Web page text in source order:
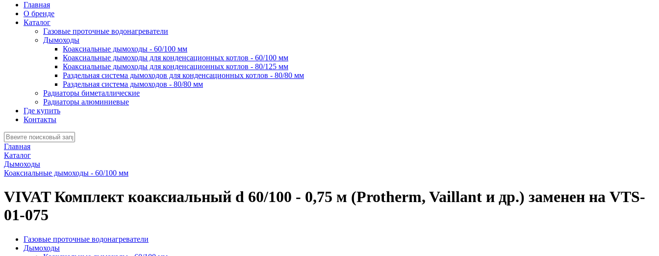
Главная
О бренде
Каталог
Газовые проточные водонагреватели
Дымоходы
Коаксиальные дымоходы - 60/100 мм
Коаксиальные дымоходы для конденсационных котлов - 60/100 мм
Коаксиальные дымоходы для конденсационных котлов - 80/125 мм
Раздельная система дымоходов для конденсационных котлов - 80/80 мм
Раздельная система дымоходов - 80/80 мм
Радиаторы биметаллические
Радиаторы алюминиевые
Где купить
Контакты
Главная
Каталог
Дымоходы
Коаксиальные дымоходы - 60/100 мм
VIVAT Комплект коаксиальный d 60/100 - 0,75 м (Protherm, Vaillant и др.) заменен на VTS-
01-075
Газовые проточные водонагреватели
Дымоходы